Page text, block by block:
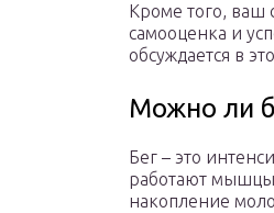
Кроме того, ваш
самооценка и
обсуждается в
Можно ли
Бег – это
работают мышцы
накопление